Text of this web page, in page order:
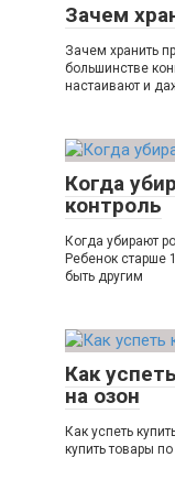
Зачем
Зачем хранить
большинстве
настаивают и
Когда
контроль
Когда убирают
Ребенок старше
быть другим
Как
на озон
Как успеть
купить товары